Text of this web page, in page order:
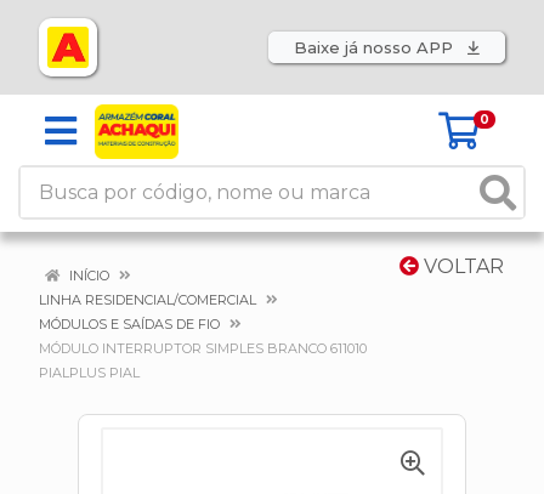
Baixe já nosso APP
0
VOLTAR
INÍCIO
LINHA RESIDENCIAL/COMERCIAL
MÓDULOS E SAÍDAS DE FIO
MÓDULO INTERRUPTOR SIMPLES BRANCO 611010
PIALPLUS PIAL